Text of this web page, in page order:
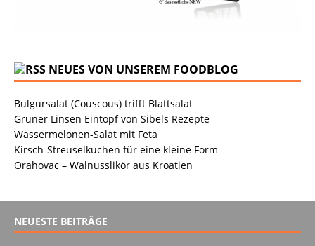
NEUES VON UNSEREM FOODBLOG
Bulgursalat (Couscous) trifft Blattsalat
Grüner Linsen Eintopf von Sibels Rezepte
Wassermelonen-Salat mit Feta
Kirsch-Streuselkuchen für eine kleine Form
Orahovac – Walnusslikör aus Kroatien
NEUESTE BEITRÄGE